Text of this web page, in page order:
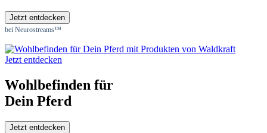
Jetzt entdecken
bei Neurostreams™
Jetzt entdecken
Wohlbefinden für
Dein Pferd
Jetzt entdecken